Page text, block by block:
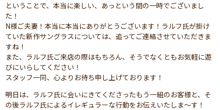
ということで、本当に楽しい、あっという間の一時でございまし
た！
N様ご夫妻！本当に本当にありがとうございます！ラルフ氏が掛け
ていた新作サングラスについては、追ってご連絡させていただきま
すね！
また、ラルフ氏ご来店の際はもちろん、そうでなくともお気軽に遊
びにいらしてください！
スタッフ一同、心よりお待ち申し上げております！
明日は、ラルフ氏に会いにきてくださったもう一組のお客様と、そ
の後ラルフ氏によるイレギュラーな行動をお伝えいたしま～す！